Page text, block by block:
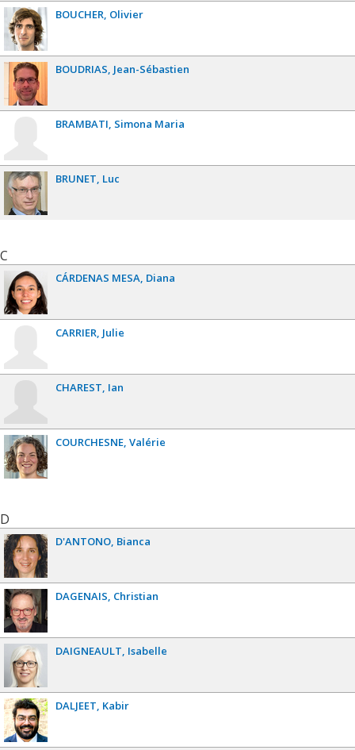
BOUCHER Olivier
BOUDRIAS Jean-Sébastien
BRAMBATI Simona Maria
BRUNET Luc
C
CÁRDENAS MESA Diana
CARRIER Julie
CHAREST Ian
COURCHESNE Valérie
D
D'ANTONO Bianca
DAGENAIS Christian
DAIGNEAULT Isabelle
DALJEET Kabir